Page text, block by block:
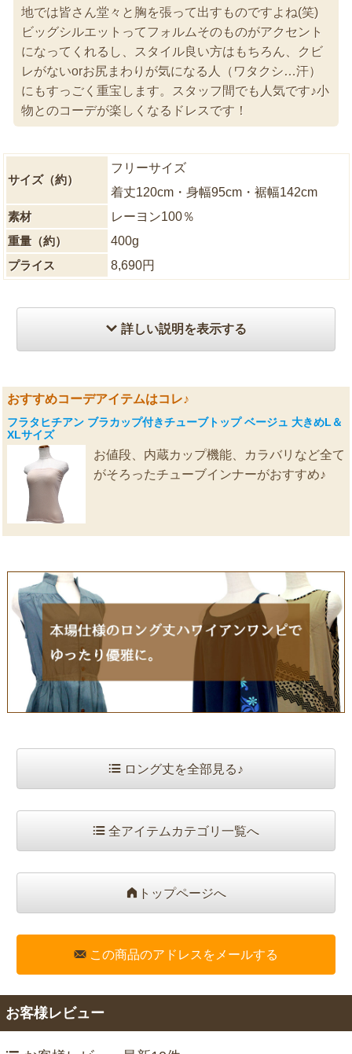
地では皆さん堂々と胸を張って出すものですよね(笑)
ビッグシルエットってフォルムそのものがアクセント
になってくれるし、スタイル良い方はもちろん、クビ
レがないorお尻まわりが気になる人（ワタクシ…汗）
にもすっごく重宝します。スタッフ間でも人気です♪小
物とのコーデが楽しくなるドレスです！
サイズ（約）
フリーサイズ
着丈120cm・身幅95cm・裾幅142cm
素材
レーヨン100％
重量（約）
400g
プライス
8,690円
詳しい説明を表示する
おすすめコーデアイテムはコレ♪
フラタヒチアン ブラカップ付きチューブトップ ベージュ 大きめL＆
XLサイズ
お値段、内蔵カップ機能、カラバリなど全て
がそろったチューブインナーがおすすめ♪
ロング丈を全部見る♪
全アイテムカテゴリ一覧へ
トップページへ
この商品のアドレスをメールする
お客様レビュー